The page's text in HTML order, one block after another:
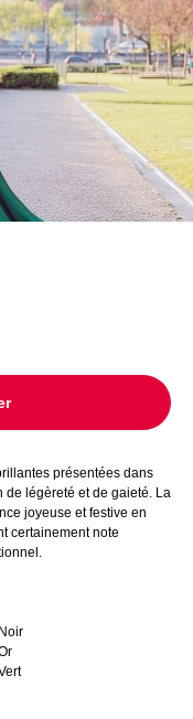
présentées dans
de légèreté et de gaieté. La
joyeuse et festive en
certainement note